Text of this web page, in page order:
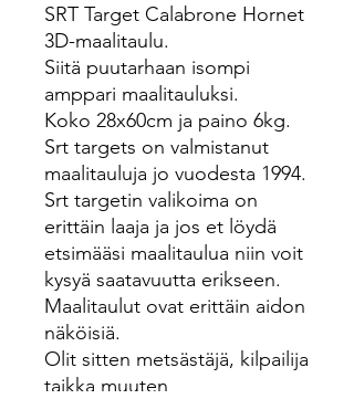
SRT Target Calabrone Hornet
3D-maalitaulu.
Siitä puutarhaan isompi
amppari maalitauluksi.
Koko 28x60cm ja paino 6kg.
Srt targets on valmistanut
maalitauluja jo vuodesta 1994.
Srt targetin valikoima on
erittäin laaja ja jos et löydä
etsimääsi maalitaulua niin voit
kysyä saatavuutta erikseen.
Maalitaulut ovat erittäin aidon
näköisiä.
Olit sitten metsästäjä, kilpailija
taikka muuten